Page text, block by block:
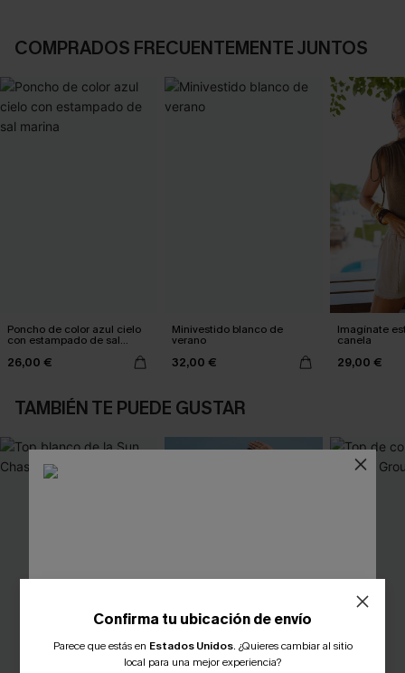
COMPRADOS FRECUENTEMENTE JUNTOS
Poncho de color azul cielo
con estampado de sal
26,00 €
Minivestido blanco de
verano
32,00 €
Imagínate
canela
29,00 €
TAMBIÉN TE PUEDE GUSTAR
Confirma tu ubicación de envío
Parece que estás en Estados Unidos. ¿Quieres cambiar al sitio
local para una mejor experiencia?
¿NUEVO EN CUPSHE?